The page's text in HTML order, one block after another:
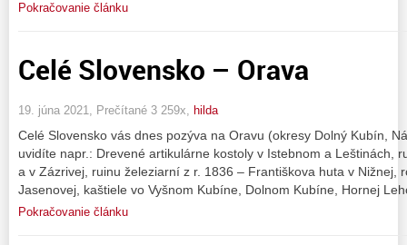
Pokračovanie článku
Celé Slovensko – Orava
19. júna 2021, Prečítané 3 259x, hilda
Celé Slovensko vás dnes pozýva na Oravu (okresy Dolný Kubín,
uvidíte napr.: Drevené artikulárne kostoly v Istebnom a Leštinách,
a v Zázrivej, ruinu železiarní z r. 1836 – Františkova huta v Nižnej,
Jasenovej, kaštiele vo Vyšnom Kubíne, Dolnom Kubíne, Hornej
Pokračovanie článku